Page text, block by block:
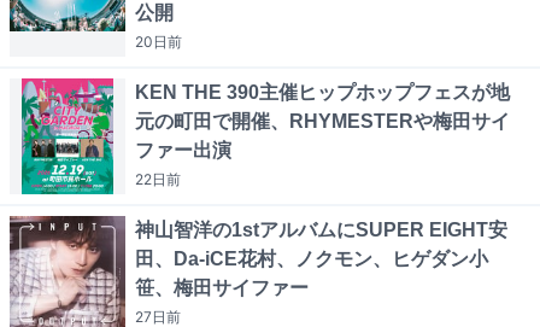
公開
20日前
KEN THE 390主催ヒップホップフェスが地
元の町田で開催、RHYMESTERや梅田サイ
ファー出演
22日前
神山智洋の1stアルバムにSUPER EIGHT安
田、Da-iCE花村、ノクモン、ヒゲダン小
笹、梅田サイファー
27日前